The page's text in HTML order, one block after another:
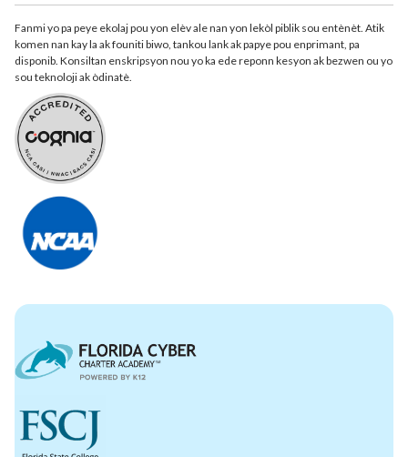
Fanmi yo pa peye ekolaj pou yon elèv ale nan yon lekòl piblik sou entènèt. Atik
komen nan kay la ak founiti biwo, tankou lank ak papye pou enprimant, pa
disponib. Konsiltan enskripsyon nou yo ka ede reponn kesyon ak bezwen ou yo
sou teknoloji ak òdinatè.